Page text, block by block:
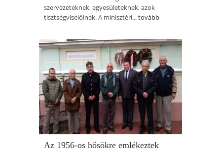
szervezeteknek, egyesületeknek, azok
tisztségviselőinek. A minisztéri...tovább
Az 1956-os hősökre emlékeztek